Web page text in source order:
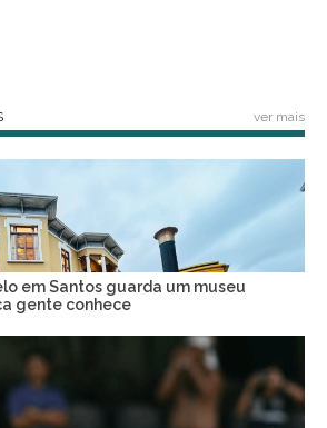
ver mais
em Santos guarda um museu
gente conhece